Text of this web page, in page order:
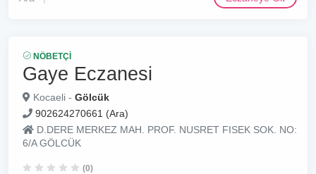
NÖBETÇI
Gaye Eczanesi
Kocaeli - Gölcük
902624270661 (Ara)
D.DERE MERKEZ MAH. PROF. NUSRET FISEK SOK. NO:
6/A GÖLCÜK
(0)